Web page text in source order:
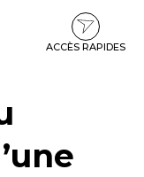
ACCÈS RAPIDES